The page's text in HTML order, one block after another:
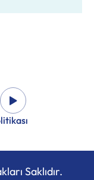
Saklıdır.